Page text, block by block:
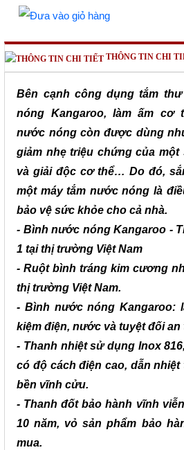
THÔNG TIN CHI
Bên cạnh công dụng tắm
nóng Kangaroo, làm ấm cơ
nước nóng còn được dùng
giảm nhẹ triệu chứng của một
và giải độc cơ thể… Do đó,
một máy tắm nước nóng là
bảo vệ sức khỏe cho cả nhà.
- Bình nước nóng Kangaroo -
1 tại thị trường Việt Nam
- Ruột bình tráng kim cương
thị trường Việt Nam.
- Bình nước nóng Kangaroo:
kiệm điện, nước và tuyệt đối an
- Thanh nhiệt sử dụng Inox
có độ cách điện cao, dẫn
bền vĩnh cửu.
- Thanh đốt bảo hành vĩnh
10 năm, vỏ sản phẩm bảo
mua.